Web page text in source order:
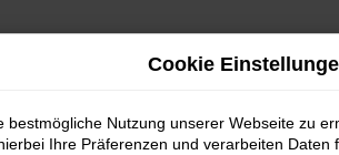
Cookie
bestmögliche Nutzung unserer Webseite zu
Ihre Präferenzen und verarbeiten